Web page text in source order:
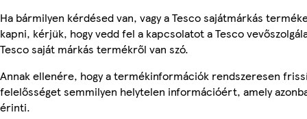
Ha bármilyen kérdésed van, vagy a Tesco sajátmárkás
kapni, kérjük, hogy vedd fel a kapcsolatot a Tesco
Tesco saját márkás termékről van szó.
Annak ellenére, hogy a termékinformációk rendszeresen
felelősséget semmilyen helytelen információért, amely
érinti.